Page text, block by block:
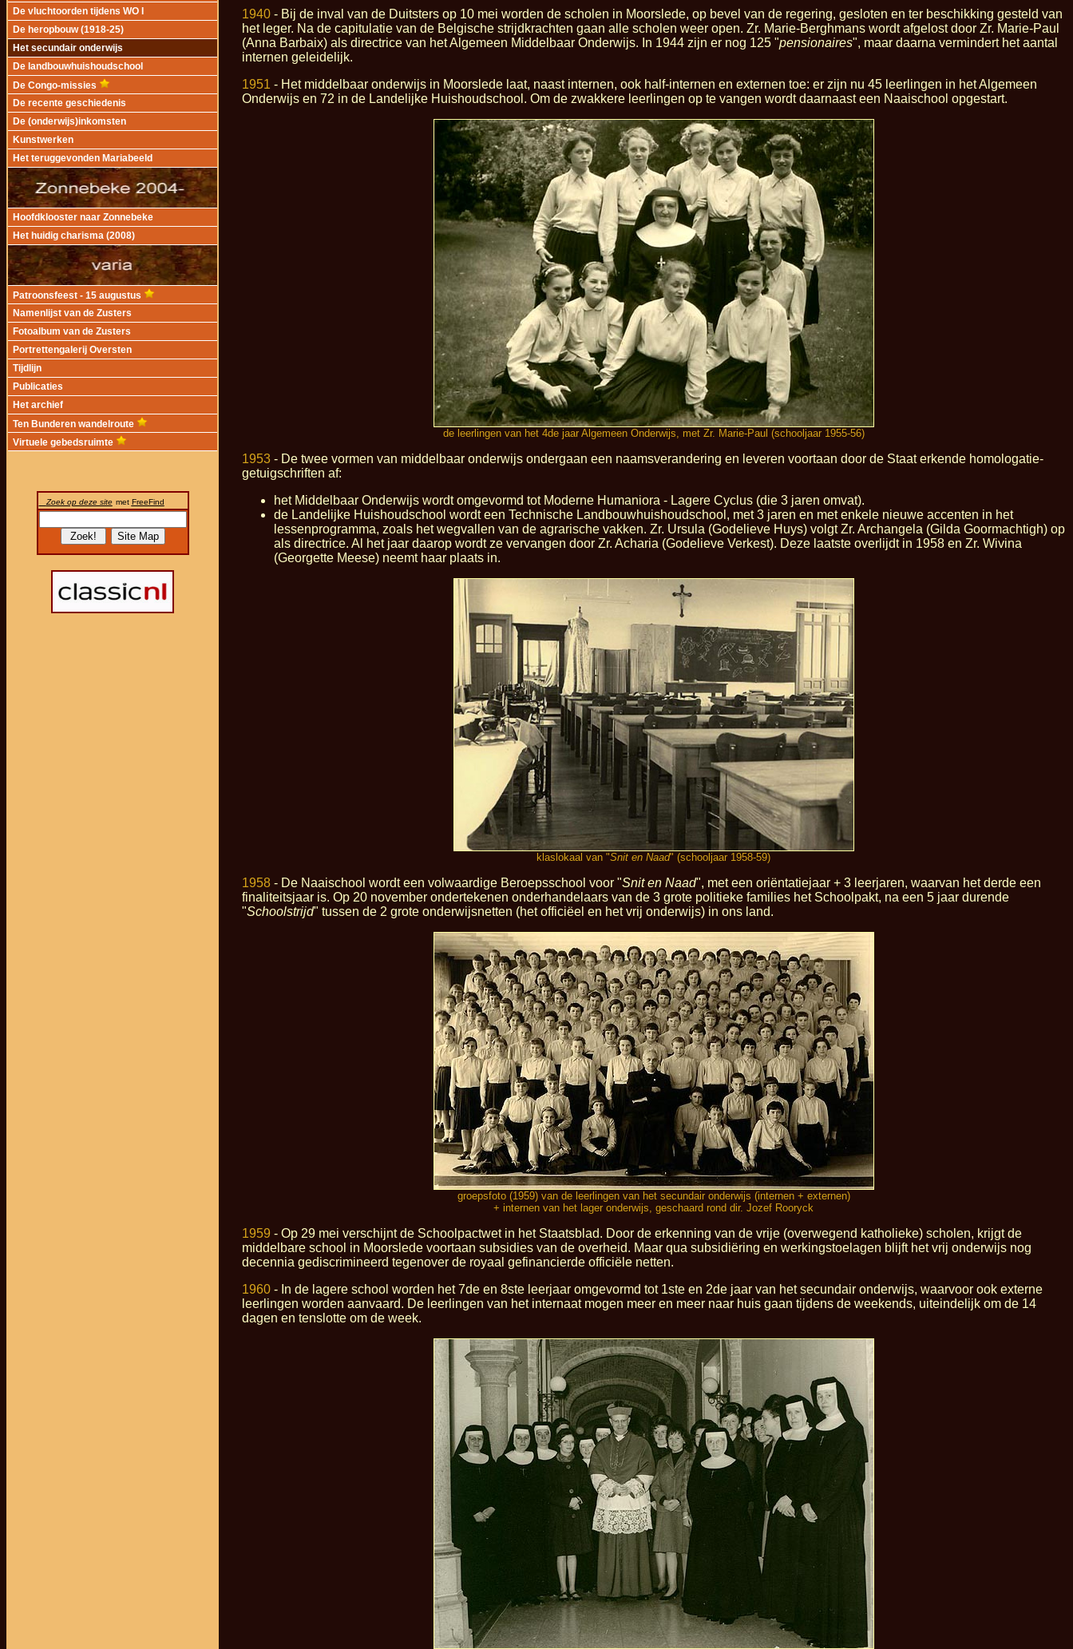
De vluchtoorden tijdens WO I
De heropbouw (1918-25)
Het secundair onderwijs
De landbouwhuishoudschool
De Congo-missies
De recente geschiedenis
De (onderwijs)inkomsten
Kunstwerken
Het teruggevonden Mariabeeld
Hoofdklooster naar Zonnebeke
Het huidig charisma (2008)
Patroonsfeest - 15 augustus
Namenlijst van de Zusters
Fotoalbum van de Zusters
Portrettengalerij Oversten
Tijdlijn
Publicaties
Het archief
Ten Bunderen wandelroute
Virtuele gebedsruimte
Zoek op deze site met FreeFind
1940 - Bij de inval van de Duitsters op 10 mei worden de scholen in Moorslede, op bevel van de regering, gesloten en ter beschikking gesteld van
het leger. Na de capitulatie van de Belgische strijdkrachten gaan alle scholen weer open. Zr. Marie-Berghmans wordt afgelost door Zr. Marie-Paul
(Anna Barbaix) als directrice van het Algemeen Middelbaar Onderwijs. In 1944 zijn er nog 125 "pensionaires", maar daarna vermindert het aantal
internen geleidelijk.
1951 - Het middelbaar onderwijs in Moorslede laat, naast internen, ook half-internen en externen toe: er zijn nu 45 leerlingen in het Algemeen
Onderwijs en 72 in de Landelijke Huishoudschool. Om de zwakkere leerlingen op te vangen wordt daarnaast een Naaischool opgestart.
de leerlingen van het 4de jaar Algemeen Onderwijs, met Zr. Marie-Paul (schooljaar 1955-56)
1953 - De twee vormen van middelbaar onderwijs ondergaan een naamsverandering en leveren voortaan door de Staat erkende homologatie-
getuigschriften af:
het Middelbaar Onderwijs wordt omgevormd tot Moderne Humaniora - Lagere Cyclus (die 3 jaren omvat).
de Landelijke Huishoudschool wordt een Technische Landbouwhuishoudschool, met 3 jaren en met enkele nieuwe accenten in het
lessenprogramma, zoals het wegvallen van de agrarische vakken. Zr. Ursula (Godelieve Huys) volgt Zr. Archangela (Gilda Goormachtigh) op
als directrice. Al het jaar daarop wordt ze vervangen door Zr. Acharia (Godelieve Verkest). Deze laatste overlijdt in 1958 en Zr. Wivina
(Georgette Meese) neemt haar plaats in.
klaslokaal van "Snit en Naad" (schooljaar 1958-59)
1958 - De Naaischool wordt een volwaardige Beroepsschool voor "Snit en Naad", met een oriëntatiejaar + 3 leerjaren, waarvan het derde een
finaliteitsjaar is. Op 20 november ondertekenen onderhandelaars van de 3 grote politieke families het Schoolpakt, na een 5 jaar durende
"Schoolstrijd" tussen de 2 grote onderwijsnetten (het officiëel en het vrij onderwijs) in ons land.
groepsfoto (1959) van de leerlingen van het secundair onderwijs (internen + externen)
+ internen van het lager onderwijs, geschaard rond dir. Jozef Rooryck
1959 - Op 29 mei verschijnt de Schoolpactwet in het Staatsblad. Door de erkenning van de vrije (overwegend katholieke) scholen, krijgt de
middelbare school in Moorslede voortaan subsidies van de overheid. Maar qua subsidiëring en werkingstoelagen blijft het vrij onderwijs nog
decennia gediscrimineerd tegenover de royaal gefinancierde officiële netten.
1960 - In de lagere school worden het 7de en 8ste leerjaar omgevormd tot 1ste en 2de jaar van het secundair onderwijs, waarvoor ook externe
leerlingen worden aanvaard. De leerlingen van het internaat mogen meer en meer naar huis gaan tijdens de weekends, uiteindelijk om de 14
dagen en tenslotte om de week.